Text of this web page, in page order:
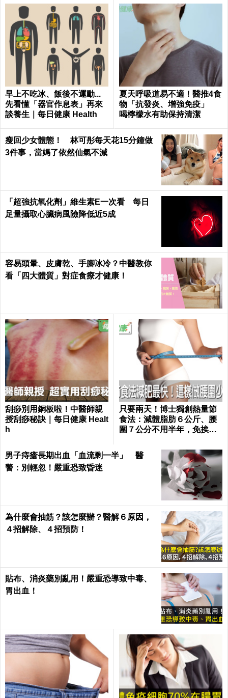
早上不吃冰、飯後不運動...
先看懂「器官作息表」再來
談養生｜每日健康 Health
夏天呼吸道易不適！醫推4食
物「抗發炎、增強免疫」
喝檸檬水有助保持清潔
瘦回少女體態！ 林可彤每天花15分鐘做
3件事，當媽了依然仙氣不減
「超強抗氧化劑」維生素E一次看 每日
足量攝取心臟病風險降低近5成
容易頭暈、皮膚乾、手腳冰冷？中醫教你
看「四大體質」對症食療才健康！
刮痧別用銅板啦！中醫師親
授刮痧秘訣｜每日健康 Healt
h
只要兩天！博士獨創熱量節
食法：減體脂肪６公斤、腰
圍７公分不用半年，免挨餓
男子痔瘡長期出血「血流剩一半」 醫
警：別輕忽！嚴重恐致昏迷
為什麼會抽筋？該怎麼辦？醫解６原因，
４招解除、４招預防！
貼布、消炎藥別亂用！嚴重恐導致中毒、
胃出血！